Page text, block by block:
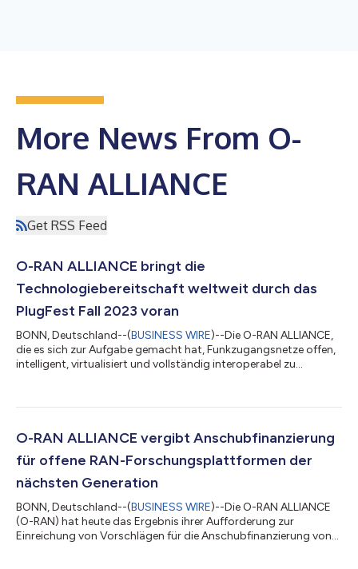
More News From O-
RAN ALLIANCE
Get RSS Feed
O-RAN ALLIANCE bringt die
Technologiebereitschaft weltweit durch das
PlugFest Fall 2023 voran
BONN, Deutschland--(BUSINESS WIRE)--Die O-RAN ALLIANCE,
die es sich zur Aufgabe gemacht hat, Funkzugangsnetze offen,
intelligent, virtualisiert und vollständig interoperabel zu
Global PlugFests sind regelmäßig stattfindende
mitgesponsert werden, um den effizienten Fortschritt des O-
RAN-Ökosystems durch gut organisierte T...
O-RAN ALLIANCE vergibt Anschubfinanzierung
für offene RAN-Forschungsplattformen der
nächsten Generation
BONN, Deutschland--(BUSINESS WIRE)--Die O-RAN ALLIANCE
(O-RAN) hat heute das Ergebnis ihrer Aufforderung zur
Einreichung von Vorschlägen für die Anschubfinanzierung von